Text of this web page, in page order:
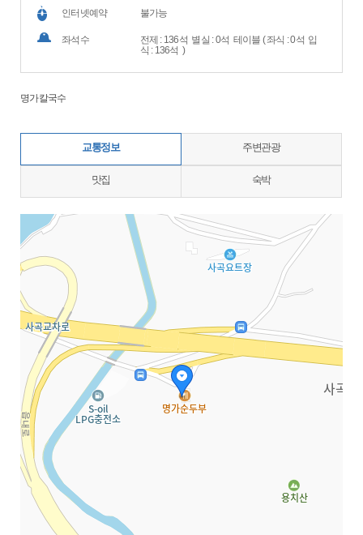
인터넷예약 불가능
좌석수
전제 : 136석 별실 : 0석 테이블 ( 좌식 : 0석 입
식 : 136석 )
명가칼국수
교통정보 주변관광
맛집 숙박
지도삽입 (가로100%)